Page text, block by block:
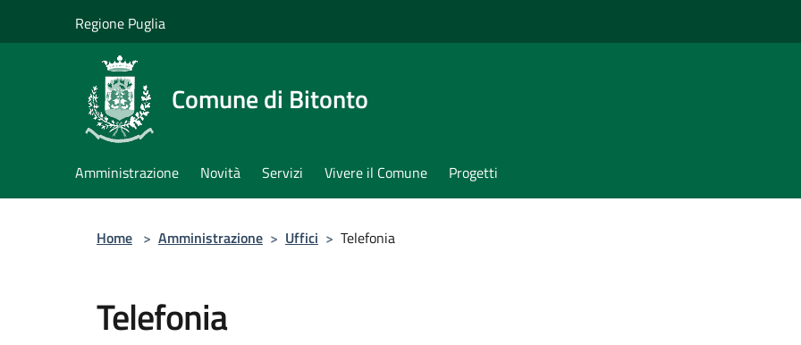
Regione Puglia
Comune di Bitonto
Amministrazione Novità Servizi Vivere il Comune Progetti
Home > Amministrazione > Uffici > Telefonia
Telefonia